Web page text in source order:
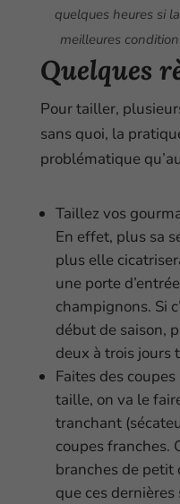
quelques heures si
meilleures
Quelques
Pour tailler,
sans quoi, la
problématique
Taillez vos
En effet, plus sa
plus elle
une porte
champignons. Si
début de saison,
deux à trois jours
Faites des coupes
taille, on va le
tranchant
coupes franches.
branches de petit
que ces